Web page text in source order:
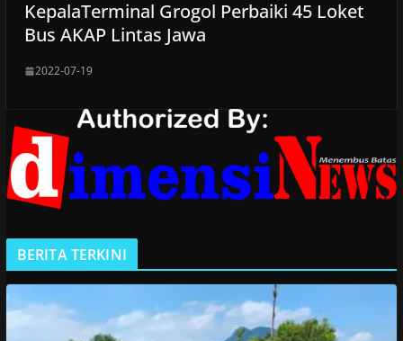
KepalaTerminal Grogol Perbaiki 45 Loket
Bus AKAP Lintas Jawa
2022-07-19
BERITA TERKINI